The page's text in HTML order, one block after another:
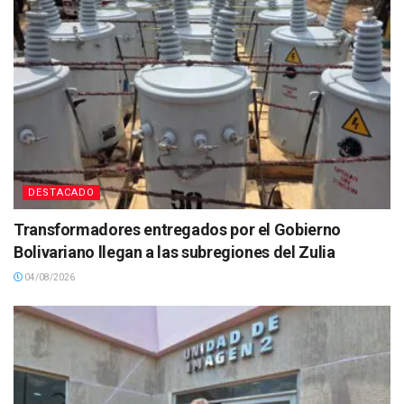
DESTACADO
Transformadores entregados por el Gobierno
Bolivariano llegan a las subregiones del Zulia
04/08/2026